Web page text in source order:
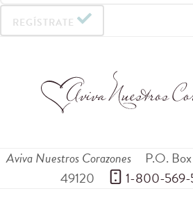
REGÍSTRATE
Aviva Nuestros Corazones P.O.
49120
1-800-569-